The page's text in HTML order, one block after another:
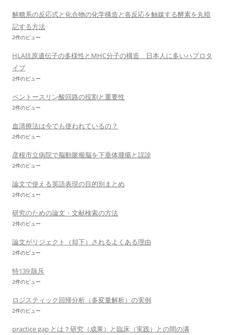
解糖系の反応式と化合物の化学構造と各反応を触媒する酵素を丸暗
記する方法
2件のビュー
HLA抗原遺伝子の多様性とMHC分子の構造 日本人に多いハプロタ
イプ
2件のビュー
ペントースリン酸回路の役割と重要性
2件のビュー
血清療法は今でも使われているの？
2件のビュー
彦根市立病院で脳動脈瘤脳を下垂体腫瘍と誤診
2件のビュー
論文で使える英語表現の目的別まとめ
2件のビュー
研究のための論文・文献検索の方法
2件のビュー
論文がリジェクト（却下）されるよくある理由
2件のビュー
特139 除斥
2件のビュー
ロジスティック回帰分析（多変量解析）の実例
2件のビュー
practice gap とは？研究（成果）と臨床（実践）との間の溝